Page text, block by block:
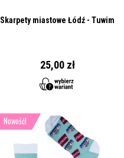
Skarpety miastowe Łódź - Tuwim
25,00 zł
Nowość!